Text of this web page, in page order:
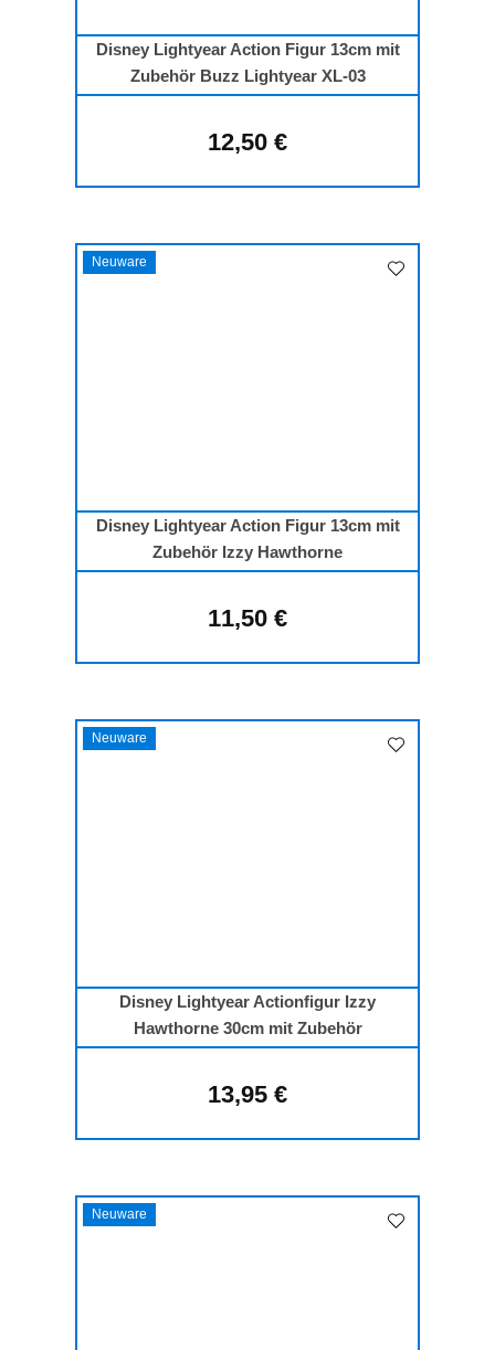
Disney Lightyear Action Figur 13cm mit
Zubehör Buzz Lightyear XL-03
Regulärer Preis:
12,50 €
Neuware
Disney Lightyear Action Figur 13cm mit
Zubehör Izzy Hawthorne
Regulärer Preis:
11,50 €
Neuware
Disney Lightyear Actionfigur Izzy
Hawthorne 30cm mit Zubehör
Regulärer Preis:
13,95 €
Neuware